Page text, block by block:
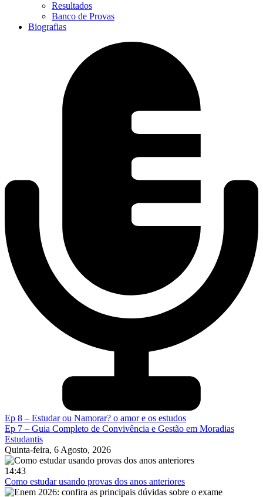
Resultados
Banco de Provas
Biografias
Ep 8 – Estudar ou Namorar? o amor e os estudos
Ep 7 – Guia Completo de Convivência e Gestão em Moradias
Estudantis
Quinta-feira, 6 Agosto, 2026
14:43
Como estudar usando provas dos anos anteriores